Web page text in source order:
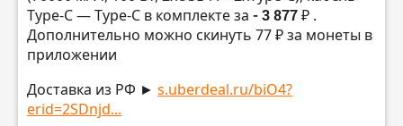
Type-C — Type-C в комплекте за - 3 877 ₽ .
Дополнительно можно скинуть 77 ₽ за монеты в
приложении
Доставка из РФ ► s.uberdeal.ru/biO4?
erid=2SDnjd...